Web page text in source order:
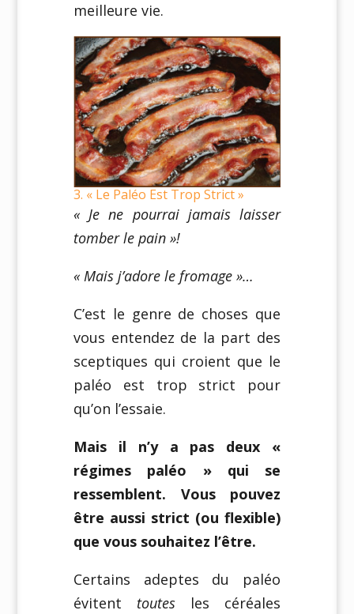
meilleure vie.
3. « Le Paléo Est Trop Strict »
« Je ne pourrai jamais laisser
tomber le pain »!
« Mais j’adore le fromage »…
C’est le genre de choses que
vous entendez de la part des
sceptiques qui croient que le
paléo est trop strict pour
qu’on l’essaie.
Mais il n’y a pas deux «
régimes paléo » qui se
ressemblent. Vous pouvez
être aussi strict (ou flexible)
que vous souhaitez l’être.
Certains adeptes du paléo
évitent toutesles céréales